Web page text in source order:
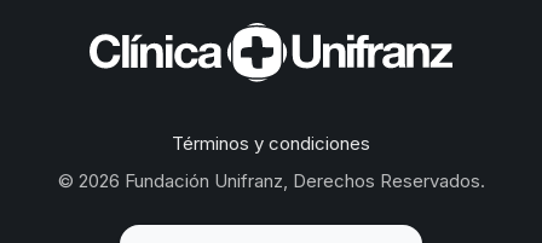
Términos y condiciones
© 2026 Fundación Unifranz, Derechos Reservados.